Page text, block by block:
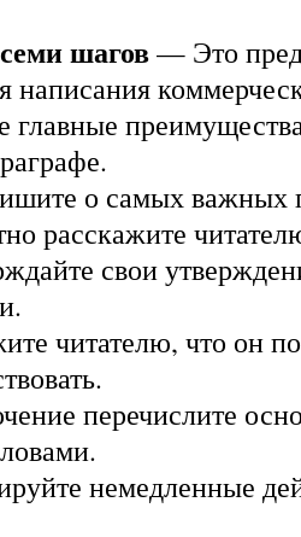
шагов— Это
написания
главные
о самых
расскажите
свои
читателю, что он
перечислите
немедленные